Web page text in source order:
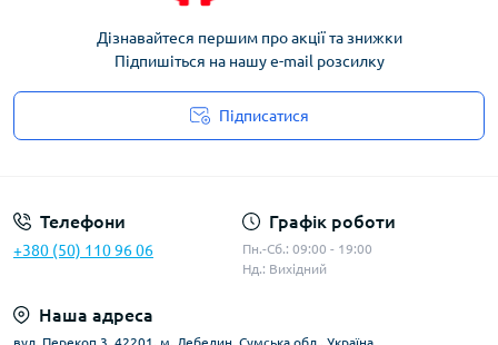
Дізнавайтеся першим про акції та знижки
Підпишіться на нашу e-mail розсилку
Підписатися
Телефони
+380 (50) 110 96 06
Графік роботи
Пн.-Сб.: 09:00 - 19:00
Нд.: Вихідний
Наша адреса